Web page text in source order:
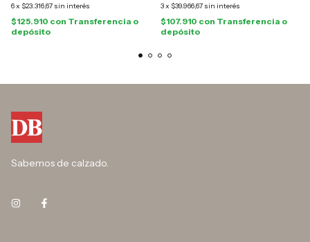
6x $23.316,67 sin interés
$125.910 con Transferencia o
depósito
3x $39.966,67 sin interés
$107.910 con Transferencia o
depósito
Sabemos de calzado.